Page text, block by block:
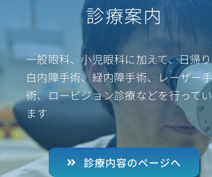
診療案内
一般眼科、小児眼科に加えて、日帰り
白内障手術、緑内障手術、レーザー
術、ロービジョン診療などを行ってい
ます
診療内容のページへ